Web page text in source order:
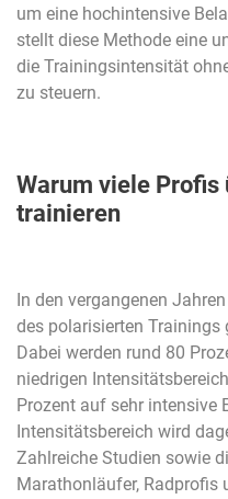
um eine hochintensive
stellt diese Methode eine
die Trainingsintensität
zu steuern.
Warum viele
trainieren
In den vergangenen
des polarisierten
Dabei werden rund 80
niedrigen
Prozent auf sehr intensive
Intensitätsbereich wird
Zahlreiche Studien sowie
Marathonläufer, Radprofis